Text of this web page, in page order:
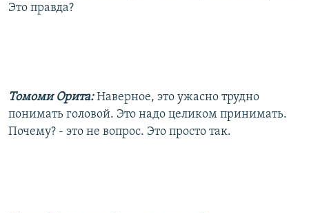
Это правда?
Томоми Орита:Наверное, это ужасно трудно
понимать головой. Это надо целиком принимать.
Почему? - это не вопрос. Это просто так.